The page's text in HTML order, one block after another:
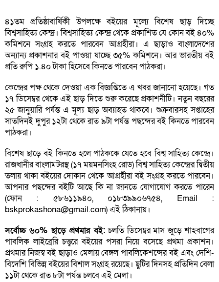
৪১তম প্রতিষ্ঠাবার্ষিকী উপলক্ষে বইয়ের মূল্যে বিশেষ ছাড় দিচ্ছে
বিশ্বসাহিত্য কেন্দ্র। বিশ্বসাহিত্য কেন্দ্র থেকে প্রকাশিত যে কোন বই ৪০%
কমিশনে সংগ্রহ করতে পারবেন আগ্রহীরা। এ ছাড়াও বাংলাদেশের
অন্যান্য প্রকাশনার বই পাওয়া যাচ্ছে ৩৫% কমিশনে। আর ভারতীয় বই
প্রতি রুপি ১.৪০ টাকা হিসেবে কিনতে পারবেন পাঠকরা।
কেন্দ্রের পক্ষ থেকে দেওয়া এক বিজ্ঞপ্তিতে এ খবর জানানো হয়েছে। গত
১৭ ডিসেম্বর থেকে এই ছাড় দিতে শুরু করেছে প্রকাশনীটি। নতুন বছরের
২৫ জানুয়ারি পর্যন্ত এ মূল্য ছাড় অব্যাহত থাকবে। শুক্রবারসহ সপ্তাহের
সাতদিনই দুপুর ১২টা থেকে রাত ৯টা পর্যন্ত পছন্দের বই কিনতে পারবেন
পাঠকরা।
বিশেষ ছাড়ে বই কিনতে হলে পাঠককে যেতে হবে বিশ্ব সাহিত্য কেন্দ্রে।
রাজধানীর বাংলামটরস্থ (১৭ ময়মনসিংহ রােড) বিশ্ব সাহিত্য কেন্দ্রের দ্বিতীয়
তলায় থাকা বইয়ের দোকান থেকে আগ্রহীরা বই সংগ্রহ করতে পারবেন।
আপনার পছন্দের বইটি আছে কি না জানতে যোগাযোগ করতে পারেন
(ফোন : ৫৮৬১১৯৪০, ০১৮৩৯৯০৬৭৫৪, Email :
bskprokashona@gmail.com) এই ঠিকানায়।
সর্বোচ্চ ৬০% ছাড়ে প্রথমার বই: চলতি ডিসেম্বর মাস জুড়ে শাহবাগের
পাবলিক লাইব্রেরি চত্ত্বরে বইয়ের পসরা নিয়ে বসেছে প্রথমা প্রকাশন।
প্রথমার নিজস্ব বই ছাড়াও মেলায় বেঙ্গল পাবলিকেশন্সের বই এবং দেশি-
বিদেশি বিভিন্ন বইয়ের বিশাল সংগ্রহ রয়েছে। ছুটির দিনসহ প্রতিদিন বেলা
১১টা থেকে রাত ৮টা পর্যন্ত চলবে এই মেলা।